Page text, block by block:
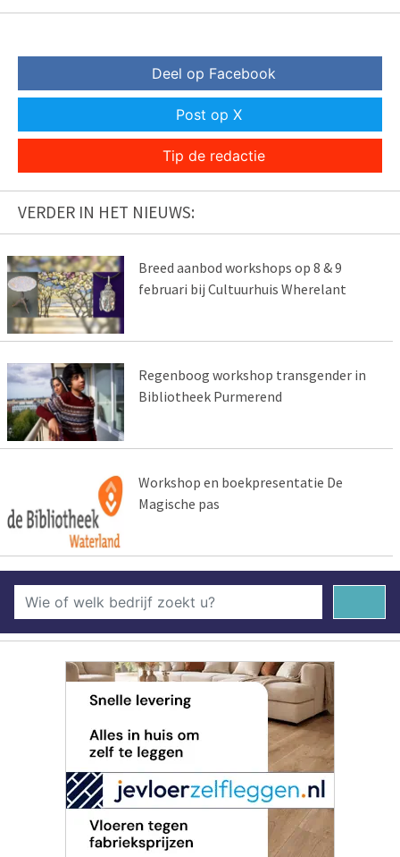
Deel op Facebook
Post op X
Tip de redactie
VERDER IN HET NIEUWS:
Breed aanbod workshops op 8 & 9
februari bij Cultuurhuis Wherelant
Regenboog workshop transgender in
Bibliotheek Purmerend
Workshop en boekpresentatie De
Magische pas